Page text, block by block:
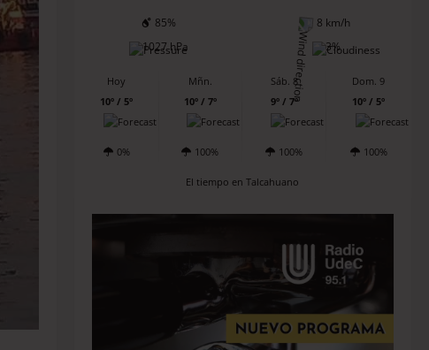
85%
8 km/h
1027 hPa
3%
Hoy
10º / 5º
0%
Mñn.
10º / 7º
100%
Sáb. 8
9º / 7º
100%
Dom. 9
10º / 5º
100%
El tiempo en Talcahuano